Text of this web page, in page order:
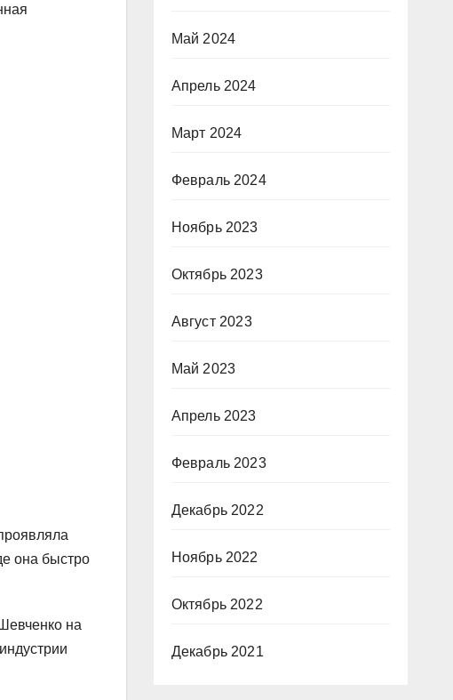
она быстро
на
Май 2024
Апрель 2024
Март 2024
Февраль 2024
Ноябрь 2023
Октябрь 2023
Август 2023
Май 2023
Апрель 2023
Февраль 2023
Декабрь 2022
Ноябрь 2022
Октябрь 2022
Декабрь 2021